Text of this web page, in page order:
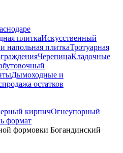
плиткаИскусственный
напольная плиткаТротуарная
ЧерепицаКладочные
Дымоходные и
остатков
кирпичОгнеупорный
формат
формовки Богандинский